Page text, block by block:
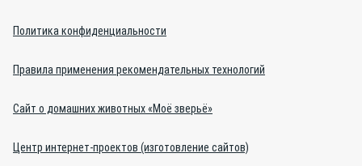
Политика конфиденциальности
Правила применения рекомендательных технологий
Сайт о домашних животных «Моё зверьё»
Центр интернет-проектов (изготовление сайтов)